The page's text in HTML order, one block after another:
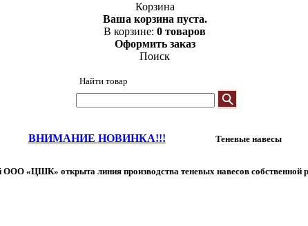
Корзина
Ваша корзина пуста.
В корзине: 0 товаров
Оформить заказ
Поиск
Найти товар
ВНИМАНИЕ НОВИНКА!!! Теневые навесы
ООО «ЦШК» открыта линия производства теневых навесов собственной